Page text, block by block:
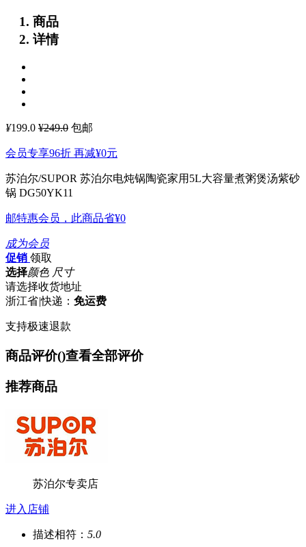
商品
详情
¥199.0 ¥249.0 包邮
会员专享96折 再减¥0元
苏泊尔/SUPOR 苏泊尔电炖锅陶瓷家用5L大容量煮粥煲汤紫砂
锅 DG50YK11
邮特惠会员，此商品省¥0
成为会员
促销 领取
选择颜色 尺寸
请选择收货地址
浙江省|快递： 免运费
支持极速退款
商品评价()查看全部评价
推荐商品
苏泊尔专卖店
进入店铺
描述相符： 5.0